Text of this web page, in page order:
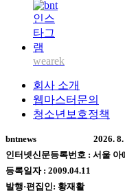
wearek
회사 소개
웹마스터문의
청소년보호정책
bntnews
2026.
인터넷신문등록번호 : 서울 아
등록일자 : 2009.04.11
발행·편집인: 황재활